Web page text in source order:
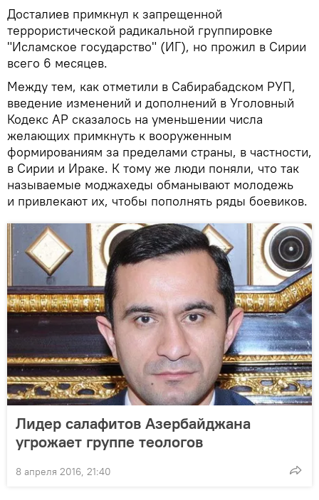
Досталиев примкнул к запрещенной
террористической радикальной группировке
"Исламское государство" (ИГ), но прожил в Сирии
всего 6 месяцев.
Между тем, как отметили в Сабирабадском РУП,
введение изменений и дополнений в Уголовный
Кодекс АР сказалось на уменьшении числа
желающих примкнуть к вооруженным
формированиям за пределами страны, в частности,
в Сирии и Ираке. К тому же люди поняли, что так
называемые моджахеды обманывают молодежь
и привлекают их, чтобы пополнять ряды боевиков.
Лидер салафитов Азербайджана
угрожает группе теологов
8 апреля 2016, 21:40